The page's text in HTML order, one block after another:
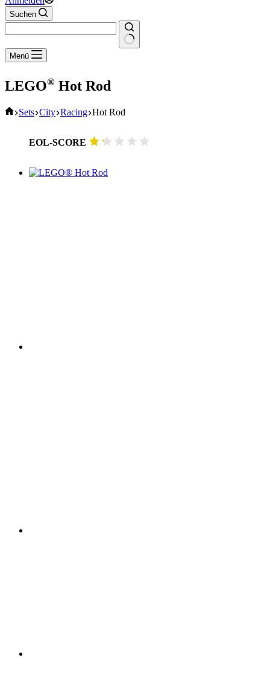
Suchen
Keine
Ergebnisse
Menü
LEGO® Hot Rod
Start
Sets City Racing Hot Rod
EOL-SCORE